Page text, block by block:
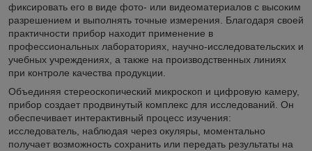
фиксировать его в виде фото- или видеоматериалов с высоким
разрешением и выполнять точные измерения. Благодаря своей
практичности прибор находит применение в
профессиональных лабораториях, научно-исследовательских и
учебных учреждениях, а также на производственных линиях
при контроле качества продукции.
Объединяя стереоскопический микроскоп и цифровую камеру,
прибор создает продвинутый комплекс для исследований. Он
обеспечивает интерактивный процесс изучения:
исследователь, наблюдая через окуляры, моментально
получает возможность сохранить или передать результаты на